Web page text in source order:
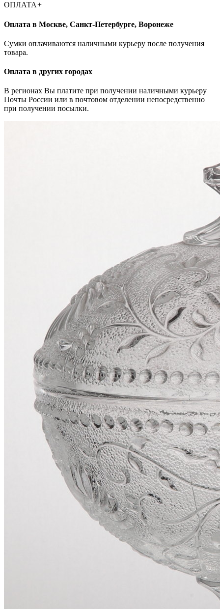
ОПЛАТА+
Оплата в Москве, Санкт-Петербурге, Воронеже
Cумки оплачиваются наличными курьеру после получения
товара.
Оплата в других городах
В регионах Вы платите при получении наличными курьеру
Почты России или в почтовом отделении непосредственно
при получении посылки.